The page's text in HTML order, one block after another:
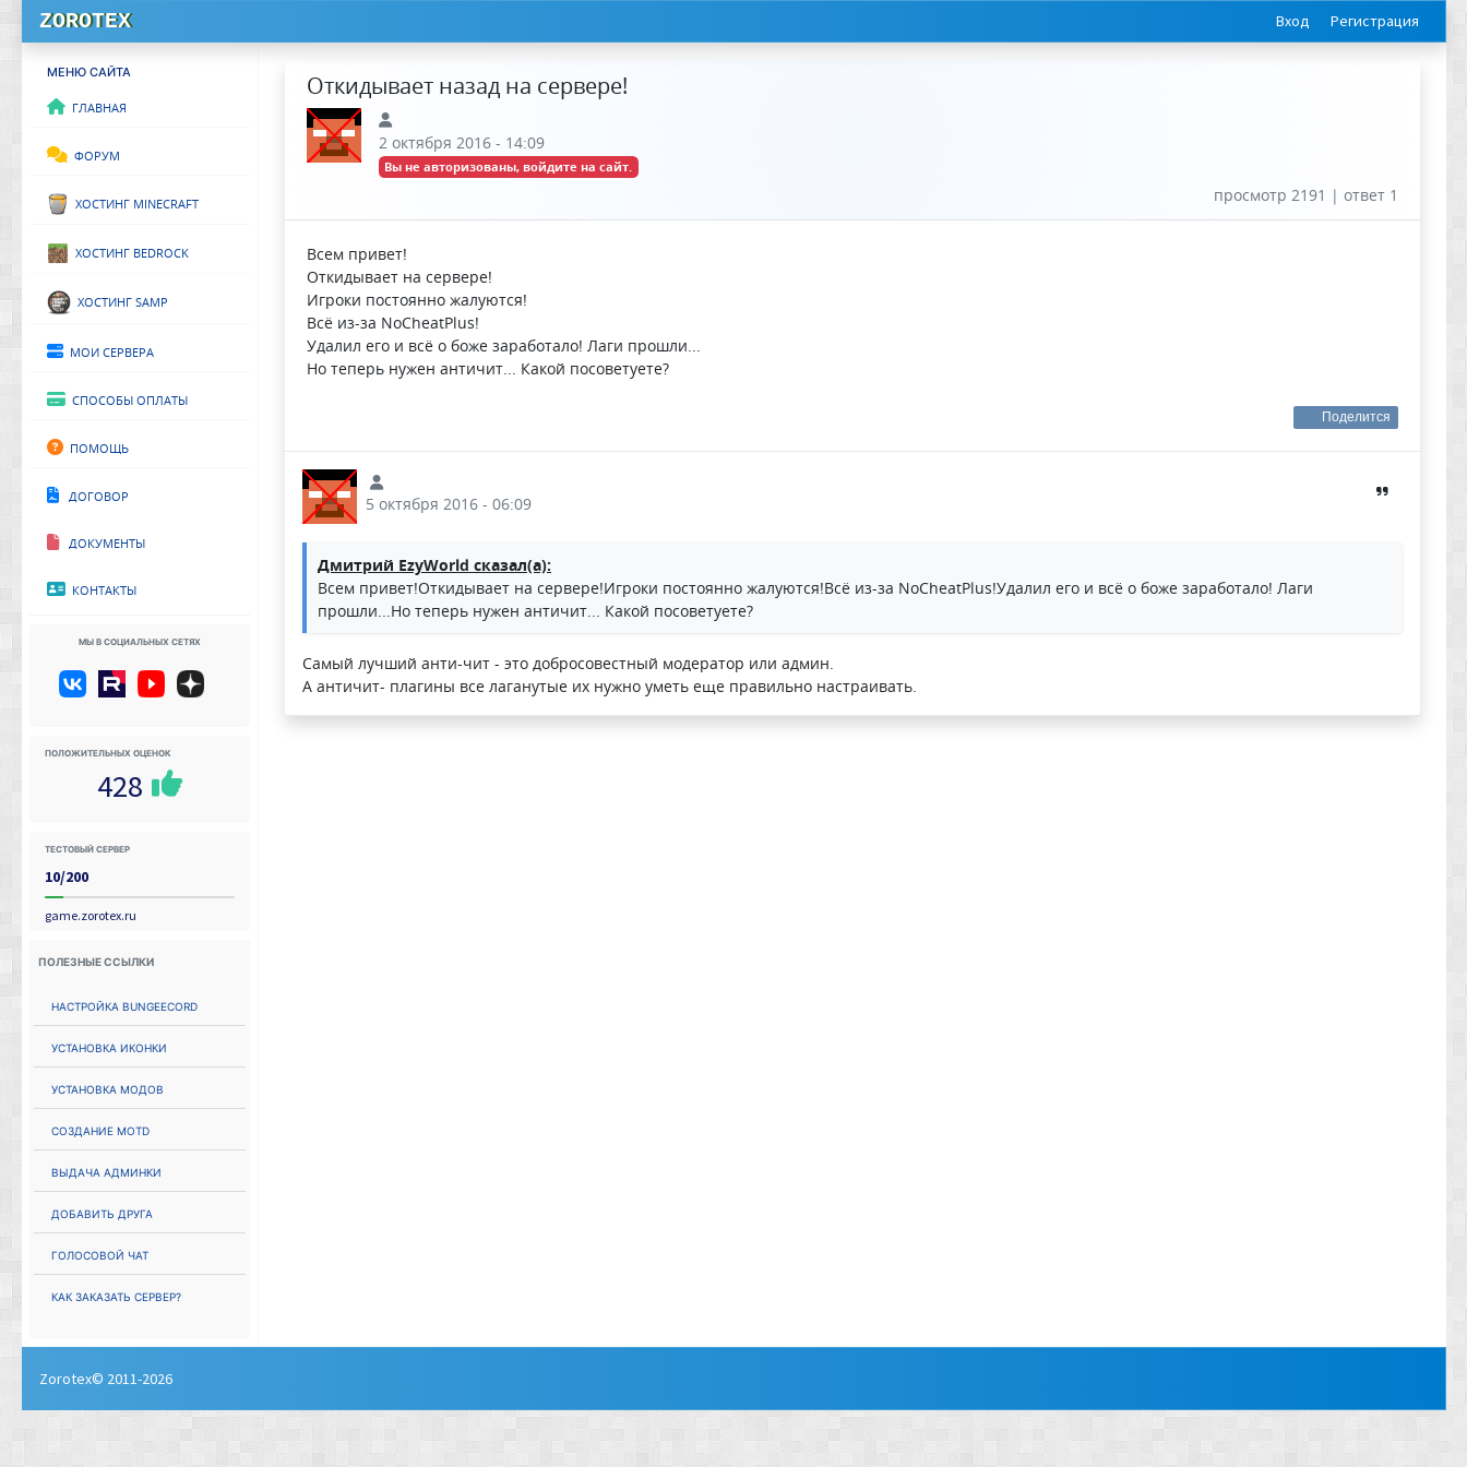
ZOROTEX Вход Регистрация
МЕНЮ САЙТА
Главная
Форум
Хостинг Minecraft
Хостинг Bedrock
Хостинг SAMP
Мои сервера
Способы оплаты
Помощь
Договор
Документы
Контакты
Мы в социальных сетях
Положительных оценок
428
Тестовый сервер
10/200
game.zorotex.ru
Полезные ссылки
Настройка Bungeecord
Установка иконки
Установка модов
Создание MOTD
Выдача админки
Добавить друга
Голосовой чат
Как заказать сервер?
Откидывает назад на сервере!
2 октября 2016 - 14:09
Вы не авторизованы, войдите на сайт.
просмотр 2191 | ответ 1
Всем привет!
Откидывает на сервере!
Игроки постоянно жалуются!
Всё из-за NoCheatPlus!
Удалил его и всё о боже заработало! Лаги прошли...
Но теперь нужен античит... Какой посоветуете?
Поделится
5 октября 2016 - 06:09
Дмитрий EzyWorld сказал(а):
Всем привет!Откидывает на сервере!Игроки постоянно жалуются!Всё из-за NoCheatPlus!Удалил его и всё о боже заработало! Лаги
прошли...Но теперь нужен античит... Какой посоветуете?
Самый лучший анти-чит - это добросовестный модератор или админ.
А античит- плагины все лаганутые их нужно уметь еще правильно настраивать.
Zorotex© 2011-2026